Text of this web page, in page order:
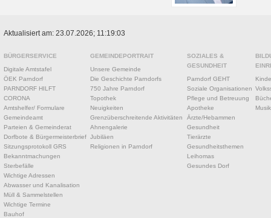
Aktualisiert am: 23.07.2026; 11:19:03
BÜRGERSERVICE
Digitale Amtstafel
ÖEK Parndorf
PARNDORF HILFT
CORONA
Amtshelfer/ Formulare
Gemeindeamt
Parteien & Gemeinderat
Dorfbote & Bürgermeisterbrief
Sitzungsprotokoll GRS
Bekanntmachungen
Sterbefälle
Wichtige Adressen
Abwasser und Kanalisation
Müll & Sammelstellen
Wichtige Termine
Bauhof
GEMEINDEPORTRAIT
Unsere Gemeinde
Die Geschichte Parndorfs
750 Jahre Parndorf
Topothek
Neuigkeiten
Grenzüberschreitende Aktivitäten
Ahnengalerie
Jubiläen
Religionen in Parndorf
SOZIALES &
GESUNDHEIT
Parndorf GEHT
Soziale Organisationen
Pflege und Betreuung
Apotheke
Ärzte/Hebammen
Gesundheit
Tierärzte
Gesundheitsthemen
Leihomas
Gesundes Dorf